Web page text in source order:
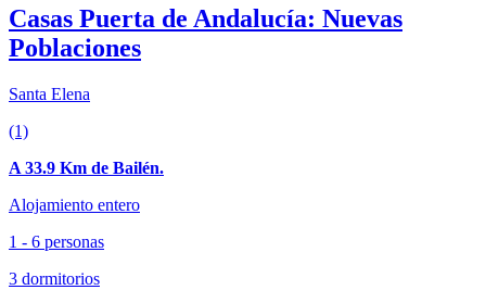
Casas Puerta de Andalucía: Nuevas
Poblaciones
Santa Elena
(1)
A 33.9 Km de Bailén.
Alojamiento entero
1 - 6 personas
3 dormitorios